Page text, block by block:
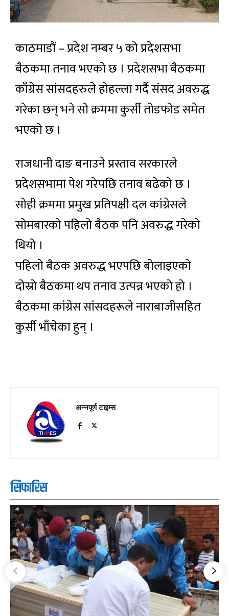
काठमाडौं – प्रदेश नम्बर ५ को प्रदेशसभा
बैठकमा तनाव भएको छ । प्रदेशसभा बैठकमा
काँग्रेस सांसदहरुले होहल्ला गर्दै संसद अवरुद्ध
गरेका छन् भने सो क्रममा कुर्सी तोडफोड समेत
भएको छ ।
राजधानी दाङ बनाउने प्रस्ताव सरकारले
प्रदेशसभामा पेश गरेपछि तनाव बढेको छ ।
सोही क्रममा प्रमुख प्रतिपक्षी दल कांग्रेसले
सोमबारको पहिलो बैठक पनि अवरुद्ध गरेको
थियो ।
पहिलो बैठक अवरुद्ध भएपछि बोलाइएको
दोस्रो बैठकमा थप तनाव उत्पन्न भएको हो ।
बैठकमा कांग्रेस सांसदहरूले नाराबाजीसहित
कुर्सी भाँचेका हुन् ।
अन्नपूर्ण टाइम्स
सिफारिस